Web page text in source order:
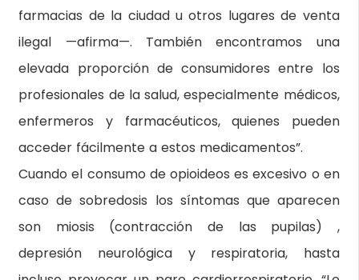
farmacias de la ciudad u otros lugares de venta
ilegal —afirma—. También encontramos una
elevada proporción de consumidores entre los
profesionales de la salud, especialmente médicos,
enfermeros y farmacéuticos, quienes pueden
acceder fácilmente a estos medicamentos”.
Cuando el consumo de opioideos es excesivo o en
caso de sobredosis los síntomas que aparecen
son miosis (contracción de las pupilas) ,
depresión neurológica y respiratoria, hasta